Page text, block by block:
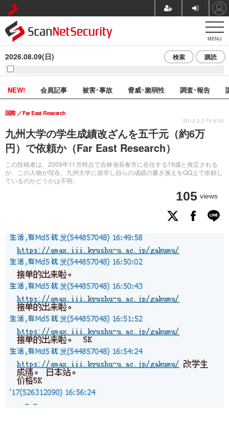
MENU
2026.08.09(日) 検索 購読
NEW! 会員記事 被害･事故 脅威･脆弱性 調査･報告
九州大学の学生成績改ざんを五千元（約6万
円）で依頼か（Far East Research）
この投稿者は、2009年11月時点で吉林省長春市に在住する19歳と推定される
が、この人物が現在、九州大学に留学し自らの成績の書き換えをQQ上で依頼し
ているのかどうかは不明。
国際 Far East Research
105 views
2012.2.3 Fri 8:00